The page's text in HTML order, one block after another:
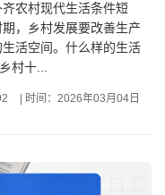
农村现代生活条件短
，乡村发展要改善生产
活空间。什么样的生活
村十...
时间：2026年03月04日